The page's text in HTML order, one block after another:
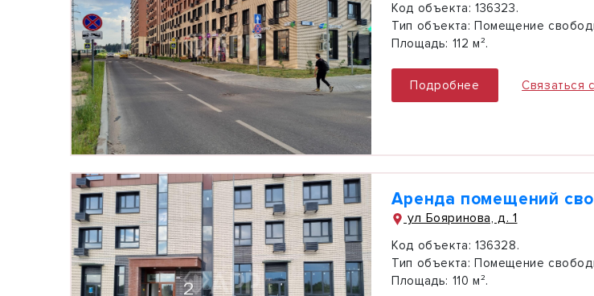
Код объекта: 136323.
Тип объекта: Помещение
Площадь: 112 м².
Подробнее Связаться
Аренда помещений
ул Бояринова, д. 1
Код объекта: 136328.
Тип объекта: Помещение
Площадь: 110 м².